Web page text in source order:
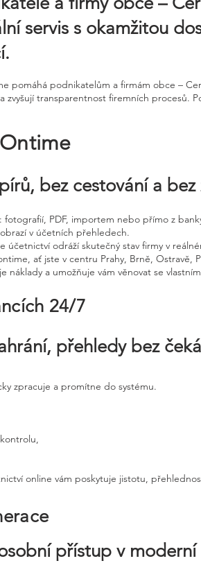
servis s okamžitou
pomáhá podnikatelům a firmám obce –
transparentnost firemních procesů.
bez cestování a bez
PDF, importem nebo přímo z
v účetních přehledech.
odráží skutečný stav firmy v
ať jste v centru Prahy, Brně, Ostravě,
náklady a umožňuje vám věnovat se
24/7
přehledy bez
zpracuje a promítne do systému.
online vám poskytuje jistotu,
přístup v